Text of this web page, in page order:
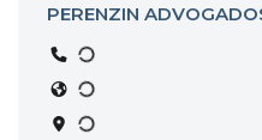
PERENZIN